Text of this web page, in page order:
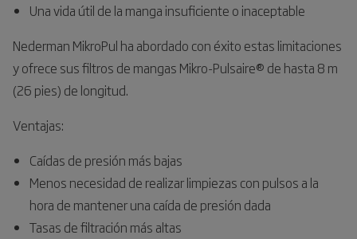
Una vida útil de la manga insuficiente o inaceptable
Nederman MikroPul ha abordado con éxito estas limitaciones
y ofrece sus filtros de mangas Mikro-Pulsaire® de hasta 8 m
(26 pies) de longitud.
Ventajas:
Caídas de presión más bajas
Menos necesidad de realizar limpiezas con pulsos a la
hora de mantener una caída de presión dada
Tasas de filtración más altas